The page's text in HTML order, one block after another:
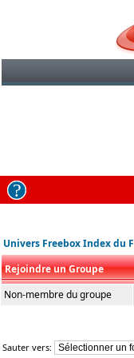
Univers Freebox Index du
Rejoindre un Groupe
Non-membre du groupe
Sauter vers: